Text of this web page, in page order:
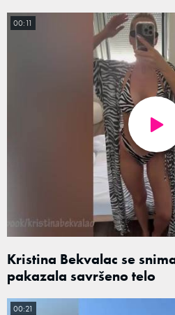
Kristina Bekvalac se
pakazala savršeno telo
00:11
00:21